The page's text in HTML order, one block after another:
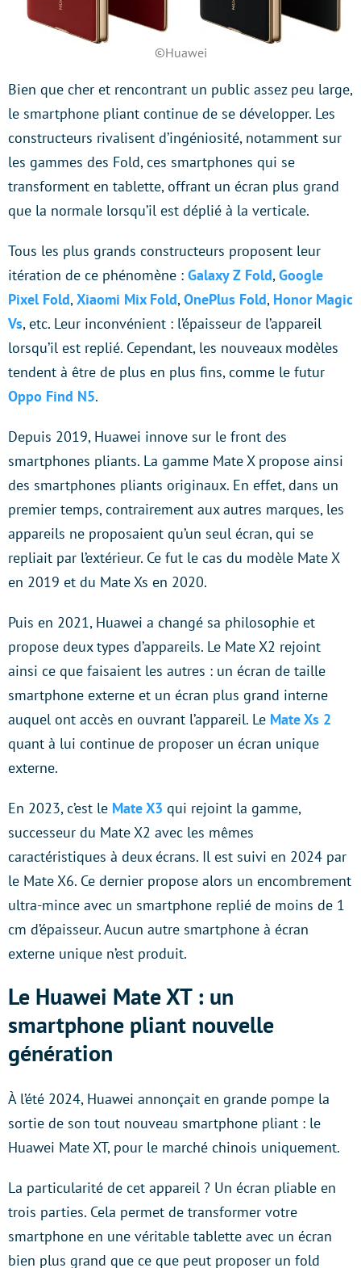
©Huawei
Bien que cher et rencontrant un public assez peu large,
le smartphone pliant continue de se développer. Les
constructeurs rivalisent d’ingéniosité, notamment sur
les gammes des Fold, ces smartphones qui se
transforment en tablette, offrant un écran plus grand
que la normale lorsqu’il est déplié à la verticale.
Tous les plus grands constructeurs proposent leur
itération de ce phénomène : Galaxy Z Fold,Google
Pixel Fold,Xiaomi Mix Fold,OnePlus Fold, Honor Magic
Vs, etc. Leur inconvénient : l’épaisseur de l’appareil
lorsqu’il est replié. Cependant, les nouveaux modèles
tendent à être de plus en plus fins, comme le futur
Oppo Find N5.
Depuis 2019, Huawei innove sur le front des
smartphones pliants. La gamme Mate X propose ainsi
des smartphones pliants originaux. En effet, dans un
premier temps, contrairement aux autres marques, les
appareils ne proposaient qu’un seul écran, qui se
repliait par l’extérieur. Ce fut le cas du modèle Mate X
en 2019 et du Mate Xs en 2020.
Puis en 2021, Huawei a changé sa philosophie et
propose deux types d’appareils. Le Mate X2 rejoint
ainsi ce que faisaient les autres : un écran de taille
smartphone externe et un écran plus grand interne
auquel ont accès en ouvrant l’appareil. Le Mate Xs 2
quant à lui continue de proposer un écran unique
externe.
En 2023, c’est le Mate X3 qui rejoint la gamme,
successeur du Mate X2 avec les mêmes
caractéristiques à deux écrans. Il est suivi en 2024 par
le Mate X6. Ce dernier propose alors un encombrement
ultra-mince avec un smartphone replié de moins de 1
cm d’épaisseur. Aucun autre smartphone à écran
externe unique n’est produit.
Le Huawei Mate XT : un
smartphone pliant nouvelle
génération
À l’été 2024, Huawei annonçait en grande pompe la
sortie de son tout nouveau smartphone pliant : le
Huawei Mate XT, pour le marché chinois uniquement.
La particularité de cet appareil ? Un écran pliable en
trois parties. Cela permet de transformer votre
smartphone en une véritable tablette avec un écran
bien plus grand que ce que peut proposer un fold